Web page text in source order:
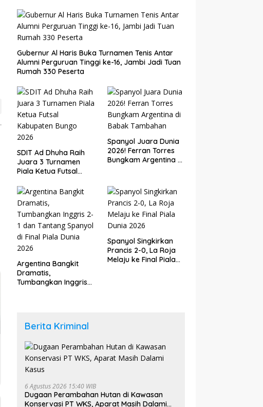
Gubernur Al Haris Buka Turnamen Tenis Antar
Alumni Perguruan Tinggi ke-16, Jambi Jadi Tuan
Rumah 330 Peserta
SDIT Ad Dhuha Raih
Juara 3 Turnamen
Piala Ketua Futsal
2026
Spanyol Juara Dunia
2026! Ferran Torres
Bungkam Argentina di
Argentina Bangkit
Dramatis,
Tumbangkan Inggris
Spanyol Singkirkan
Prancis 2-0, La Roja
Melaju ke Final Piala
Berita Kriminal
6 Agustus 2026 15:40 WIB
Dugaan Perambahan Hutan di Kawasan
Konservasi PT WKS, Aparat Masih Dalami